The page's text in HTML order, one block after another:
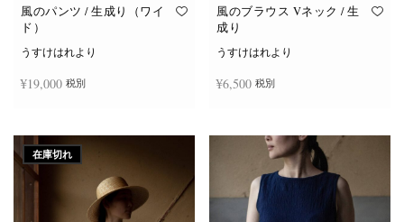
オ
ジ
選
択
で
き
オ
ジ
か
ら
選
風のパンツ / 生成り（ワイ
ド）
うすけはれより
¥19,000 税別
風のブラウス Vネック / 生
成り
うすけはれより
¥6,500 税別
在庫切れ